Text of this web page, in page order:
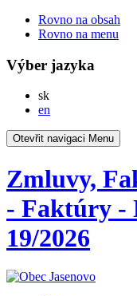
Rovno na obsah
Rovno na menu
Výber jazyka
skSlovensky
en
Otevřit navigaci Menu
Zmluvy,
- Faktúry -
19/2026